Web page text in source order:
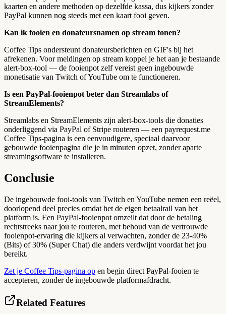
kaarten en andere methoden op dezelfde kassa, dus kijkers zonder
PayPal kunnen nog steeds met een kaart fooi geven.
Kan ik fooien en donateursnamen op stream tonen?
Coffee Tips ondersteunt donateursberichten en GIF's bij het
afrekenen. Voor meldingen op stream koppel je het aan je bestaande
alert-box-tool — de fooienpot zelf vereist geen ingebouwde
monetisatie van Twitch of YouTube om te functioneren.
Is een PayPal-fooienpot beter dan Streamlabs of
StreamElements?
Streamlabs en StreamElements zijn alert-box-tools die donaties
onderliggend via PayPal of Stripe routeren — een payrequest.me
Coffee Tips-pagina is een eenvoudigere, speciaal daarvoor
gebouwde fooienpagina die je in minuten opzet, zonder aparte
streamingsoftware te installeren.
Conclusie
De ingebouwde fooi-tools van Twitch en YouTube nemen een reëel,
doorlopend deel precies omdat het de eigen betaalrail van het
platform is. Een PayPal-fooienpot omzeilt dat door de betaling
rechtstreeks naar jou te routeren, met behoud van de vertrouwde
fooienpot-ervaring die kijkers al verwachten, zonder de 23-40%
(Bits) of 30% (Super Chat) die anders verdwijnt voordat het jou
bereikt.
Zet je Coffee Tips-pagina op en begin direct PayPal-fooien te
accepteren, zonder de ingebouwde platformafdracht.
Related Features